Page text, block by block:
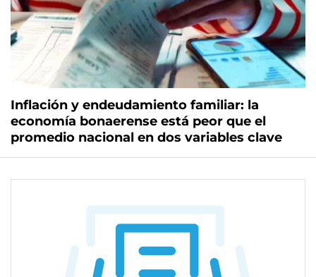
Inflación y endeudamiento familiar: la
economía bonaerense está peor que el
promedio nacional en dos variables clave